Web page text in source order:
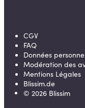
CGV
FAQ
Données
Modération des
Mentions Légales
Blissim.de
© 2026 Blissim